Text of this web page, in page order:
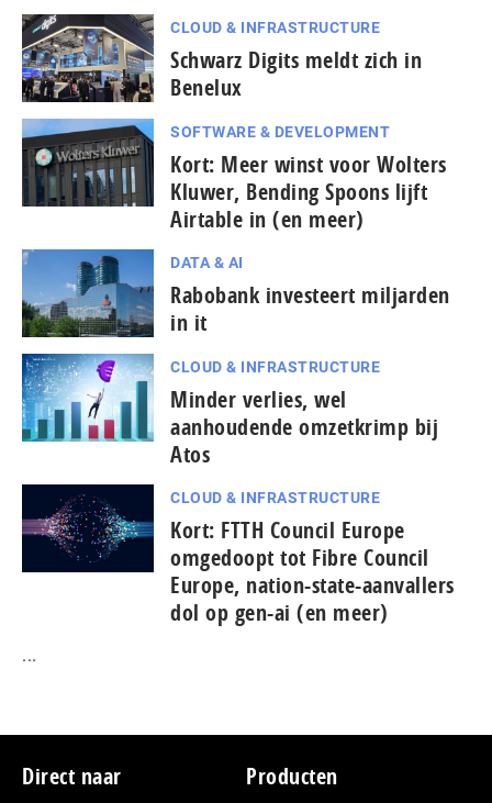
CLOUD & INFRASTRUCTURE
Schwarz Digits meldt zich in
Benelux
SOFTWARE & DEVELOPMENT
Kort: Meer winst voor Wolters
Kluwer, Bending Spoons lijft
Airtable in (en meer)
DATA & AI
Rabobank investeert miljarden
in it
CLOUD & INFRASTRUCTURE
Minder verlies, wel
aanhoudende omzetkrimp bij
Atos
CLOUD & INFRASTRUCTURE
Kort: FTTH Council Europe
omgedoopt tot Fibre Council
Europe, nation-state-aanvallers
dol op gen-ai (en meer)
...
Footer
Direct naar Producten